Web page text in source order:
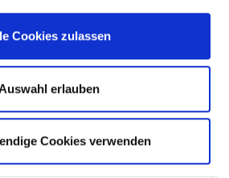
Cookies zulassen
Auswahl erlauben
Cookies verwenden
14
1